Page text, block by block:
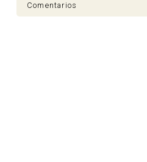
Comentarios